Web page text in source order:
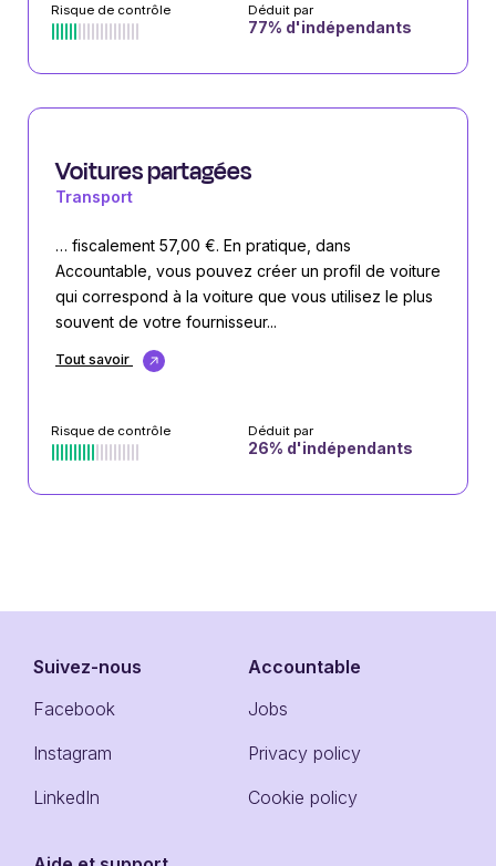
Risque de contrôle Déduit par
77% d'indépendants
Voitures partagées
Transport
… fiscalement 57,00 €. En pratique, dans
Accountable, vous pouvez créer un profil de voiture
qui correspond à la voiture que vous utilisez le plus
souvent de votre fournisseur...
Tout savoir
Risque de contrôle Déduit par
26% d'indépendants
Suivez-nous
Facebook
Instagram
LinkedIn
Accountable
Jobs
Privacy policy
Cookie policy